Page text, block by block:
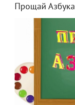
Прощай Азбука